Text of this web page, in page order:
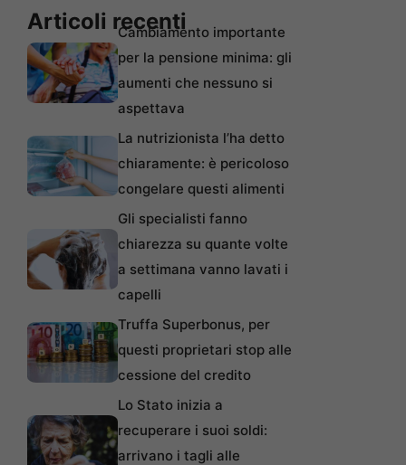
Articoli recentiCambiamento importante
per la pensione minima: gli
aumenti che nessuno si
aspettava
La nutrizionista l’ha detto
chiaramente: è pericoloso
congelare questi alimenti
Gli specialisti fanno
chiarezza su quante volte
a settimana vanno lavati i
capelli
Truffa Superbonus, per
questi proprietari stop alle
cessione del credito
Lo Stato inizia a
recuperare i suoi soldi:
arrivano i tagli alle